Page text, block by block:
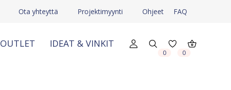
Ota yhteyttä Projektimyynti Ohjeet FAQ
OUTLET IDEAT & VINKIT
0 0